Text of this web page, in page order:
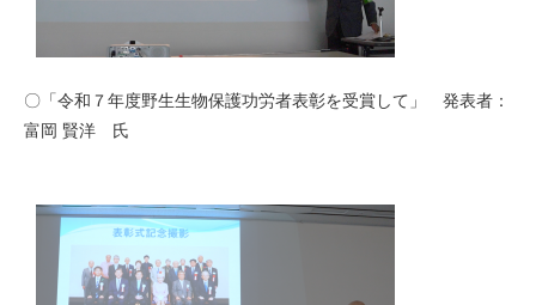
〇「令和７年度野生生物保護功労者表彰を受賞して」 発表者：
富岡 賢洋 氏